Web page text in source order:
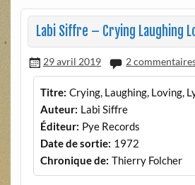
Labi Siffre – Crying Laughing
29 avril 2019 2
Titre: Crying, Laughing, Loving,
Auteur: Labi Siffre
Éditeur: Pye Records
Date de sortie: 1972
Chronique de: Thierry Folcher